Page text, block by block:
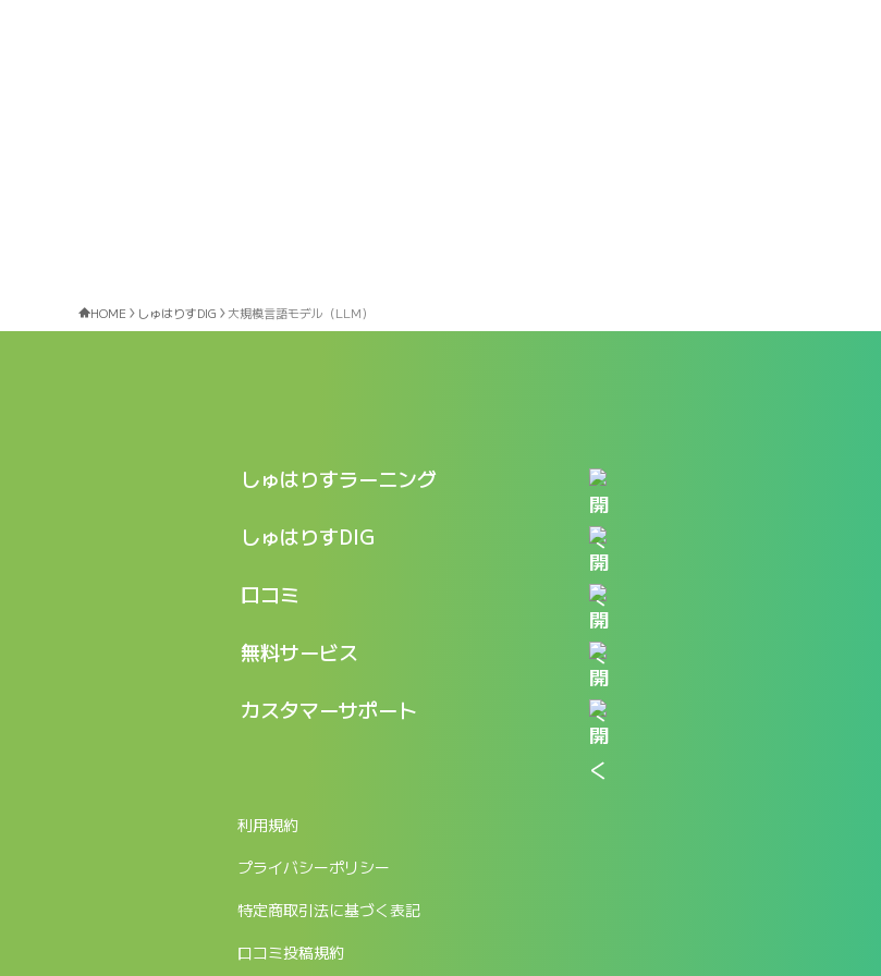
HOME しゅはりすDIG 大規模言語モデル（LLM）
しゅはりすラーニング
特長
料金
新着情報
ログイン
しゅはりすDIG
記事一覧
口コミ
口コミ一覧
無料サービス
LINEで『Iパス ならし学習』
カスタマーサポート
返金申請フォーム
利用規約
プライバシーポリシー
特定商取引法に基づく表記
口コミ投稿規約